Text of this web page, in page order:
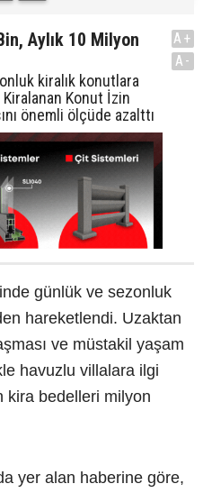
Aylık 10 Milyon
kiralık konutlara
Konut İzin
önemli ölçüde azalttı
A+
A-
günlük ve sezonluk
hareketlendi. Uzaktan
ve müstakil yaşam
havuzlu villalara ilgi
kira bedelleri milyon
yer alan haberine göre,